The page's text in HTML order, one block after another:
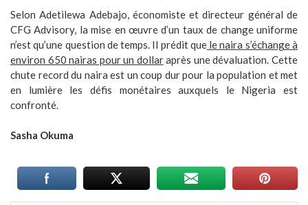
Selon Adetilewa Adebajo , économiste et directeur général de
CFG Advisory, la mise en œuvre d’un taux de change uniforme
n’est qu’une question de temps. Il prédit quele naira s’échange à
environ 650 nairas pour un dollaraprès une dévaluation. Cette
chute record du naira est un coup dur pour la population et met
en lumière les défis monétaires auxquels le Nigeria est
confronté.
Sasha Okuma